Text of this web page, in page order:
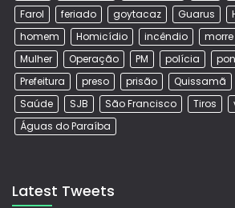
Farol
feriado goytacaz Guarus
homem
Homicídio incêndio morre
Mulher
Operação PM polícia
Prefeitura
preso prisão Quissamã
Saúde
SJB São Francisco Tiros
Águas do Paraíba
Latest Tweets